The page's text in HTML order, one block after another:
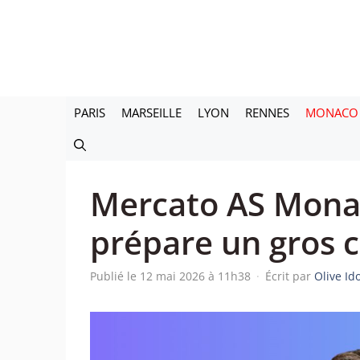
PARIS MARSEILLE LYON RENNES MONACO
Mercato AS
prépare un gros
Publié le 12 mai 2026 à 11h38 · Écrit par Olive